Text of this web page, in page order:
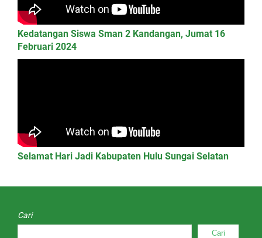
Kedatangan Siswa Sman 2 Kandangan, Jumat 16
Februari 2024
Selamat Hari Jadi Kabupaten Hulu Sungai Selatan
Cari
Cari